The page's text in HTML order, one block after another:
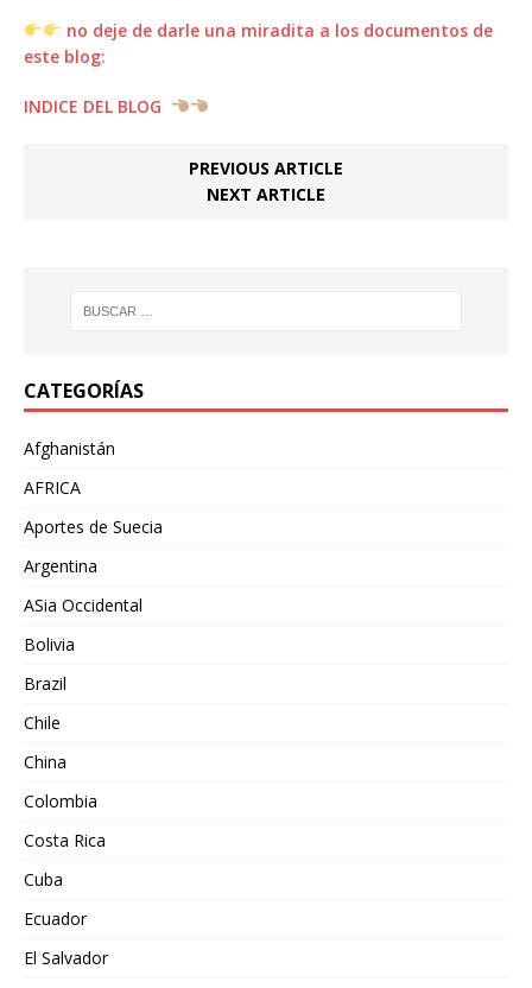
no deje de darle una miradita a los documentos de
este blog:
INDICE DEL BLOG
PREVIOUS ARTICLE
NEXT ARTICLE
CATEGORÍAS
Afghanistán
AFRICA
Aportes de Suecia
Argentina
ASia Occidental
Bolivia
Brazil
Chile
China
Colombia
Costa Rica
Cuba
Ecuador
El Salvador